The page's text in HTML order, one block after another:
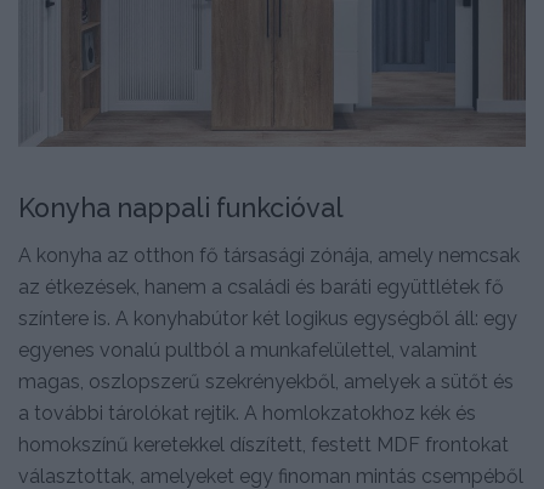
Konyha nappali funkcióval
A konyha az otthon fő társasági zónája, amely nemcsak
az étkezések, hanem a családi és baráti együttlétek fő
színtere is. A konyhabútor két logikus egységből áll: egy
egyenes vonalú pultból a munkafelülettel, valamint
magas, oszlopszerű szekrényekből, amelyek a sütőt és
a további tárolókat rejtik. A homlokzatokhoz kék és
homokszínű keretekkel díszített, festett MDF frontokat
választottak, amelyeket egy finoman mintás csempéből